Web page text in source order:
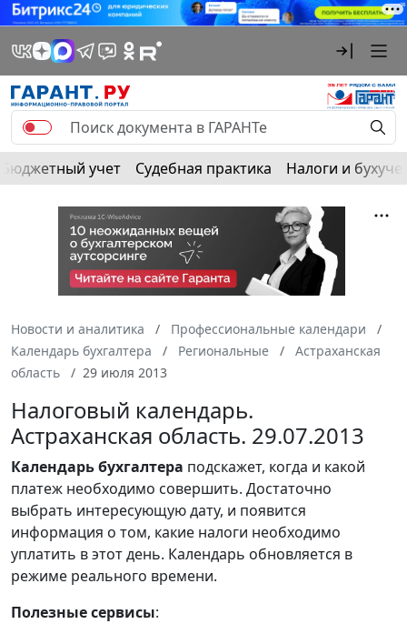
Бюджетный учет Судебная практика Налоги и
Новости и аналитика
Профессиональные календари
Календарь бухгалтера
Региональные
Астраханская
область
29 июля 2013
Налоговый календарь.
Астраханская область. 29.07.2013
Календарьбухгалтера подскажет, когда и какой
платеж необходимо совершить. Достаточно
выбрать интересующую дату, и появится
информация о том, какие налоги необходимо
уплатить в этот день. Календарь обновляется в
режиме реального времени.
Полезные сервисы: